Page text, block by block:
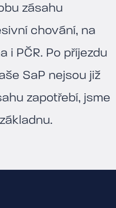
zásahu
chování, na
i PČR. Po příjezdu
SaP nejsou již
zapotřebí, jsme